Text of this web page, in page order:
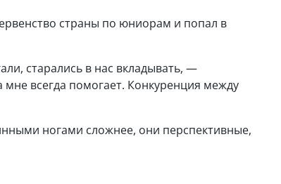
страны по юниорам и попал в
старались в нас вкладывать, —
всегда помогает. Конкуренция между
ногами сложнее, они перспективные,